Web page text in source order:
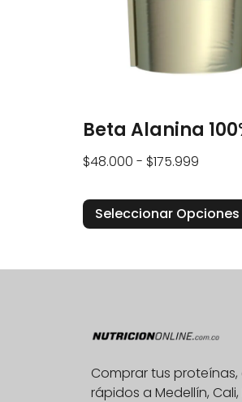
Beta Alanina
$48.000 - $175.999
Seleccionar Opciones
Comprar tus
rápidos a Medellín,